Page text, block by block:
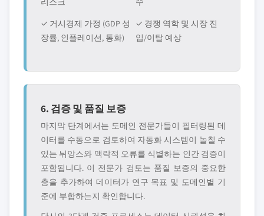
✓ 거시경제 가정 (GDP 성
장률, 인플레이션, 통화)
✓ 경쟁 역학 및 시장 진
입/이탈 예상
6. 검증 및 품질 보증
마지막 단계에서는 도메인 전문가들이 필터링된 데
이터를 수동으로 검토하여 자동화 시스템이 놀칠 수
있는 뉘앙스와 맥락적 오류를 식별하는 인간 검증이
포함됩니다. 이 전문가 검토는 품질 보증의 중요한
층을 추가하여 데이터가 연구 목표 및 도메인별 기
준에 부합하는지 확인합니다.